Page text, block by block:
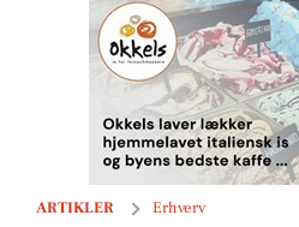
ARTIKLER Erhverv
Simone fra Herrera Hairstyles